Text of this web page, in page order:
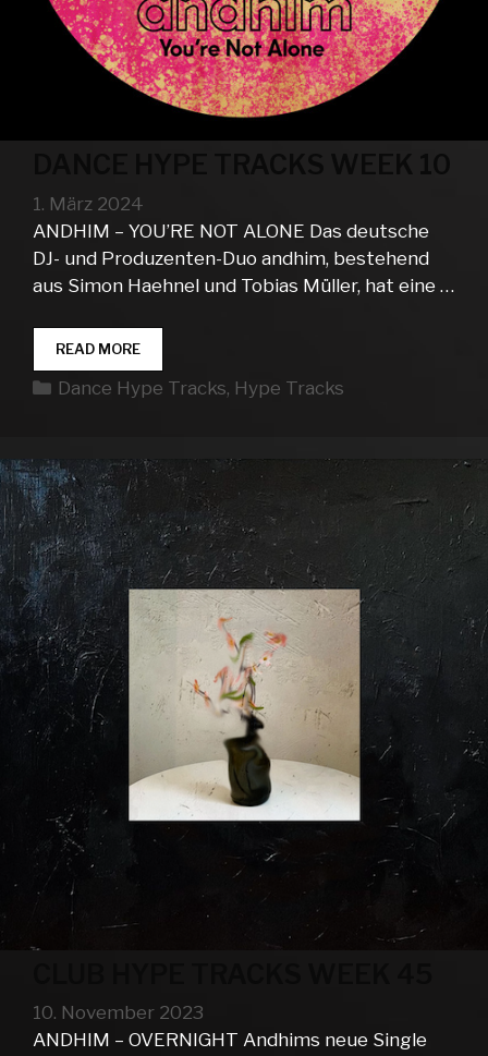
1. März 2024
ANDHIM – YOU’RE NOT ALONE Das deutsche
DJ- und Produzenten-Duo andhim, bestehend
aus Simon Haehnel und Tobias Müller, hat eine …
READ MOREDANCE
HYPE
TRACKS
Kategorien
Dance Hype Tracks, Hype Tracks
10. November 2023
ANDHIM – OVERNIGHT Andhims neue Single